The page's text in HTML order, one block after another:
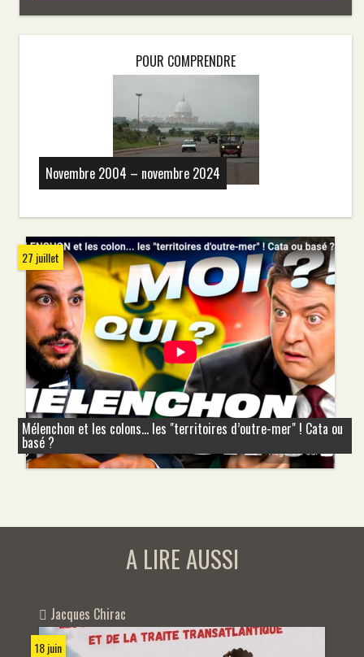
POUR COMPRENDRE
Novembre 2004 – novembre 2024
27 juillet
Mélenchon et les colons... les "territoires d’outre-mer" ! Cata ou
basé ?
A LIRE AUSSI
Jacques Chirac
18 juin